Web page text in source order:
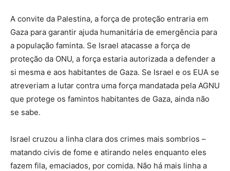
A convite da Palestina, a força de proteção entraria em
Gaza para garantir ajuda humanitária de emergência para
a população faminta. Se Israel atacasse a força de
proteção da ONU, a força estaria autorizada a defender a
si mesma e aos habitantes de Gaza. Se Israel e os EUA se
atreveriam a lutar contra uma força mandatada pela AGNU
que protege os famintos habitantes de Gaza, ainda não
se sabe.
Israel cruzou a linha clara dos crimes mais sombrios –
matando civis de fome e atirando neles enquanto eles
fazem fila, emaciados, por comida. Não há mais linha a